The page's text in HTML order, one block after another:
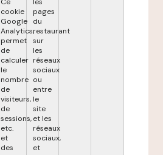
cookie
Google
Analytics,
permet
de
calculer
le
nombre
de
visiteurs,
de
sessions,
etc.
et
des
pages
du
restaurant
sur
les
réseaux
sociaux
ou
entre
le
site
et les
réseaux
sociaux,
et